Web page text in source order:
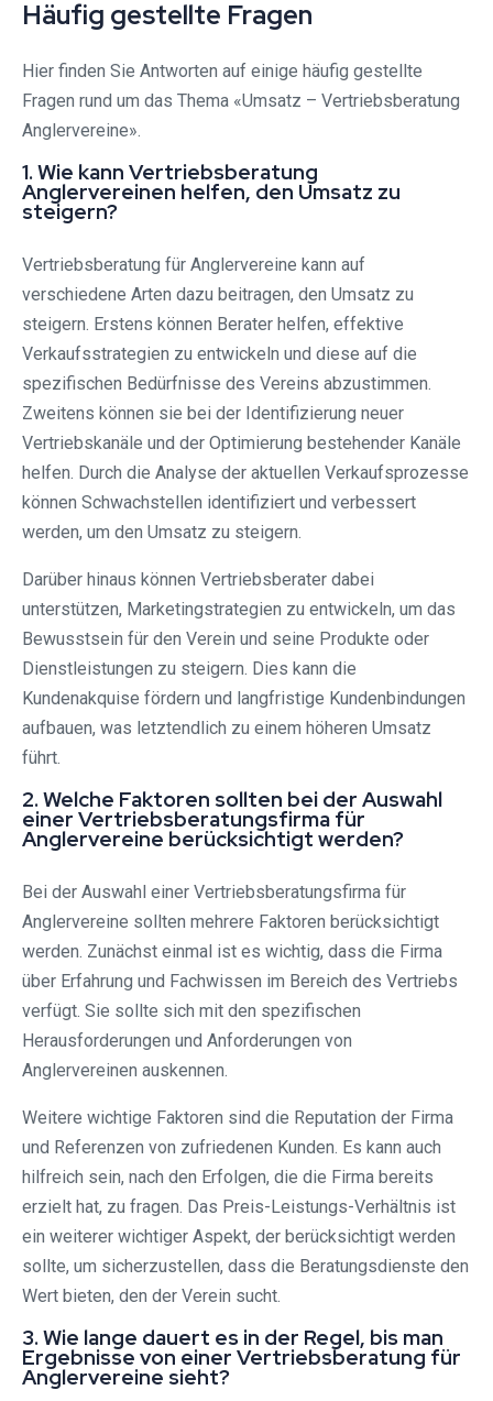
Häufig gestellte Fragen
Hier finden Sie Antworten auf einige häufig gestellte
Fragen rund um das Thema «Umsatz – Vertriebsberatung
Anglervereine».
1. Wie kann Vertriebsberatung
Anglervereinen helfen, den Umsatz zu
steigern?
Vertriebsberatung für Anglervereine kann auf
verschiedene Arten dazu beitragen, den Umsatz zu
steigern. Erstens können Berater helfen, effektive
Verkaufsstrategien zu entwickeln und diese auf die
spezifischen Bedürfnisse des Vereins abzustimmen.
Zweitens können sie bei der Identifizierung neuer
Vertriebskanäle und der Optimierung bestehender Kanäle
helfen. Durch die Analyse der aktuellen Verkaufsprozesse
können Schwachstellen identifiziert und verbessert
werden, um den Umsatz zu steigern.
Darüber hinaus können Vertriebsberater dabei
unterstützen, Marketingstrategien zu entwickeln, um das
Bewusstsein für den Verein und seine Produkte oder
Dienstleistungen zu steigern. Dies kann die
Kundenakquise fördern und langfristige Kundenbindungen
aufbauen, was letztendlich zu einem höheren Umsatz
führt.
2. Welche Faktoren sollten bei der Auswahl
einer Vertriebsberatungsfirma für
Anglervereine berücksichtigt werden?
Bei der Auswahl einer Vertriebsberatungsfirma für
Anglervereine sollten mehrere Faktoren berücksichtigt
werden. Zunächst einmal ist es wichtig, dass die Firma
über Erfahrung und Fachwissen im Bereich des Vertriebs
verfügt. Sie sollte sich mit den spezifischen
Herausforderungen und Anforderungen von
Anglervereinen auskennen.
Weitere wichtige Faktoren sind die Reputation der Firma
und Referenzen von zufriedenen Kunden. Es kann auch
hilfreich sein, nach den Erfolgen, die die Firma bereits
erzielt hat, zu fragen. Das Preis-Leistungs-Verhältnis ist
ein weiterer wichtiger Aspekt, der berücksichtigt werden
sollte, um sicherzustellen, dass die Beratungsdienste den
Wert bieten, den der Verein sucht.
3. Wie lange dauert es in der Regel, bis man
Ergebnisse von einer Vertriebsberatung für
Anglervereine sieht?